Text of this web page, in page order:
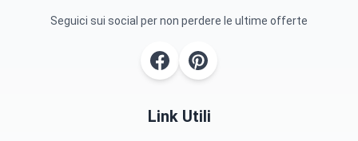
Seguici sui social per non perdere le ultime offerte
Link Utili